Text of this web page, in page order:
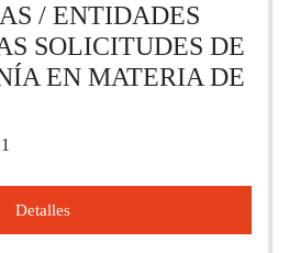
/ ENTIDADES
SOLICITUDES DE
EN MATERIA DE
Detalles